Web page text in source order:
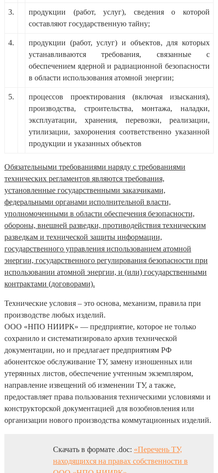
3.
продукции (работ, услуг), сведения о которой
составляют государственную тайну;
4.
продукции (работ, услуг) и объектов, для которых
устанавливаются требования, связанные с
обеспечением ядерной и радиационной безопасности
в области использования атомной энергии;
5.
процессов проектирования (включая изыскания),
производства, строительства, монтажа, наладки,
эксплуатации, хранения, перевозки, реализации,
утилизации, захоронения соответственно указанной
продукции и указанных объектов
Обязательными требованиями наряду с требованиями
технических регламентов являются требования,
установленные государственными заказчиками,
федеральными органами исполнительной власти,
уполномоченными в области обеспечения безопасности,
обороны, внешней разведки, противодействия техническим
разведкам и технической защиты информации,
государственного управления использованием атомной
энергии, государственного регулирования безопасности при
использовании атомной энергии, и (или) государственными
контрактами (договорами).
Технические условия – это основа, механизм, правила при
производстве любых изделий.
ООО «НПО НИИРК» — предприятие, которое не только
сохранило и систематизировало архив технической
документации, но и предлагает предприятиям РФ
абонентское обслуживание ТУ, замену изношенных или
утерянных листов, обеспечение учтенным экземпляром,
направление извещений об изменении ТУ, а также,
предоставляет права пользования техническими условиями и
конструкторской документацией для возобновления или
организации нового производства коммутационных изделий.
Скачать в формате .doc: «Перечень ТУ,
находящихся на правах собственности в